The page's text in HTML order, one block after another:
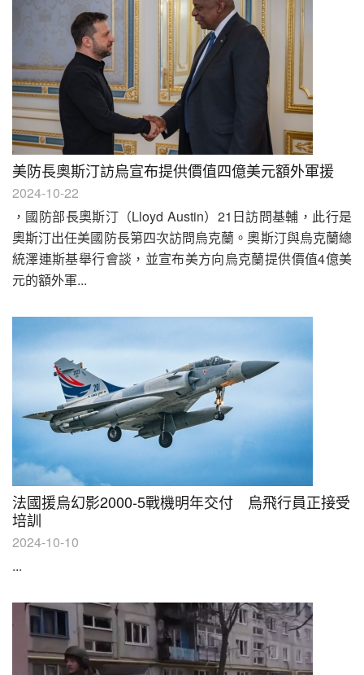
美防長奧斯汀訪烏宣布提供價值四億美元額外軍援
2024-10-22
，國防部長奧斯汀（Lloyd Austin）21日訪問基輔，此行是
奧斯汀出任美國防長第四次訪問烏克蘭。奧斯汀與烏克蘭總
統澤連斯基舉行會談，並宣布美方向烏克蘭提供價值4億美
元的額外軍...
法國援烏幻影2000-5戰機明年交付 烏飛行員正接受
培訓
2024-10-10
...